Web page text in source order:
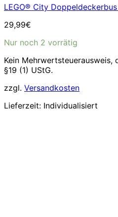
LEGO® City
29,99€
Nur noch 2 vorrätig
Kein Mehrwertsteuerausweis,
§19 (1) UStG.
zzgl. Versandkosten
Lieferzeit: Individualisiert